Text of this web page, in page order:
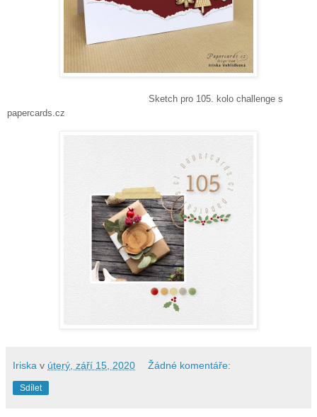
Sketch pro 105. kolo challenge s
papercards.cz
Iriska v úterý, září 15, 2020 Žádné komentáře:
Sdílet